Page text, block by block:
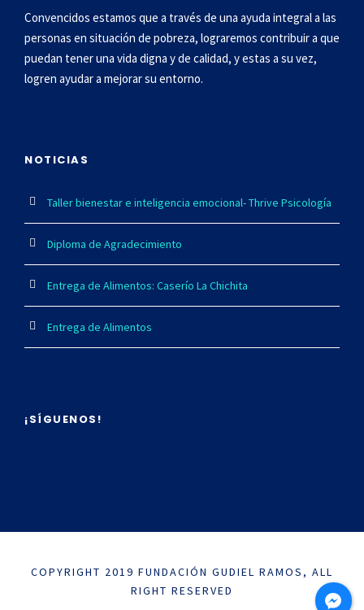
Convencidos estamos que a través de una ayuda integral a las
personas en situación de pobreza, lograremos contribuir a que
puedan tener una vida digna y de calidad, y estas a su vez,
logren ayudar a mejorar su entorno.
NOTICIAS
Taller bienestar e inteligencia emocional- Thrive Psicología
Diploma de Agradecimiento
Entrega de Alimentos: Caserío La Chichita
Entrega de Alimentos
¡SÍGUENOS!
COPYRIGHT 2019 FUNDACIÓN GUDIEL RAMOS, ALL
RIGHT RESERVED